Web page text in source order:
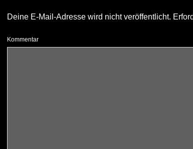
Deine E-Mail-Adresse wird nicht veröffentlicht.
Kommentar